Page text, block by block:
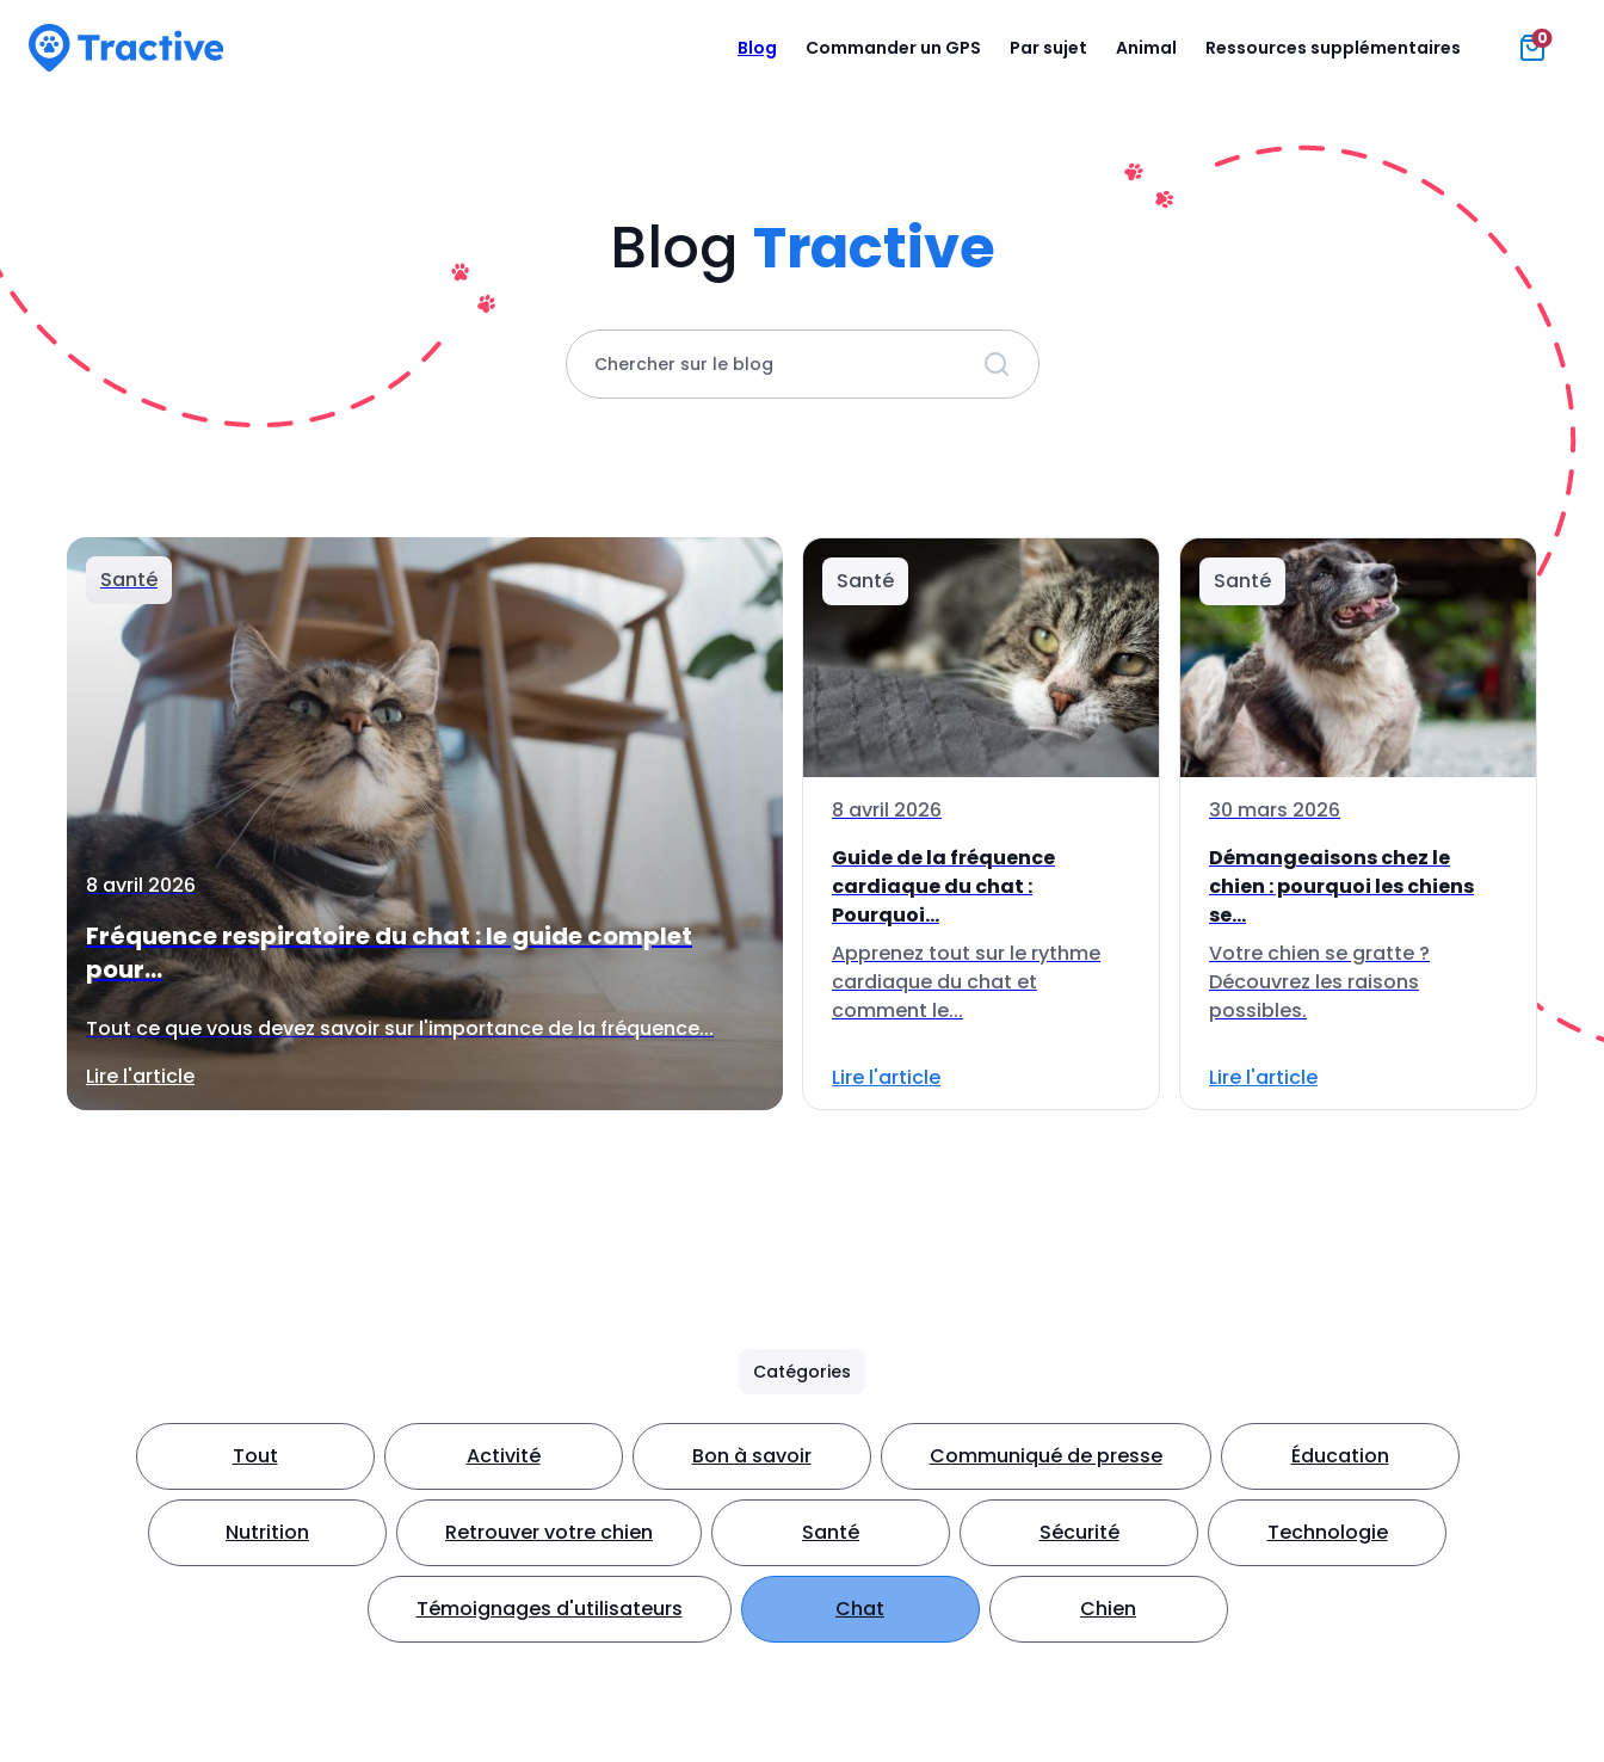
Blog Commander un GPS Par sujet Animal Ressources supplémentaires 0
Blog Tractive
Chercher sur le blog
Santé
8 avril 2026
Fréquence respiratoire du chat : le guide complet
pour...
Tout ce que vous devez savoir sur l'importance de la fréquence...
Lire l'article
Santé
8 avril 2026
Guide de la fréquence
cardiaque du chat :
Pourquoi...
Apprenez tout sur le rythme
cardiaque du chat et
comment le...
Lire l'article
Santé
30 mars 2026
Démangeaisons chez le
chien : pourquoi les chiens
se...
Votre chien se gratte ?
Découvrez les raisons
possibles.
Lire l'article
Catégories
Tout Activité Bon à savoir Communiqué de presse Éducation
Nutrition Retrouver votre chien Santé Sécurité Technologie
Témoignages d'utilisateurs Chat Chien